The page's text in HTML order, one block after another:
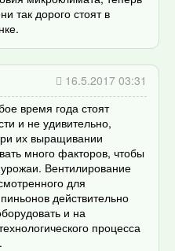
так дорого стоят в
16.5.2017 03:31
время года стоят
и не удивительно,
их выращивании
много факторов, чтобы
Вентилирование
для
действительно
и на
процесса